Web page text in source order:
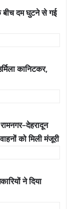
बीच दम घुटने से गई
कानिटकर,
को मिली मंजूरी
ने दिया